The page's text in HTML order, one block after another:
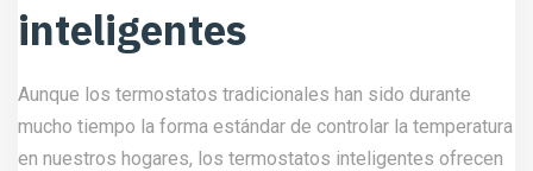
inteligentes
Aunque los termostatos tradicionales han sido durante
mucho tiempo la forma estándar de controlar la temperatura
en nuestros hogares, los termostatos inteligentes ofrecen